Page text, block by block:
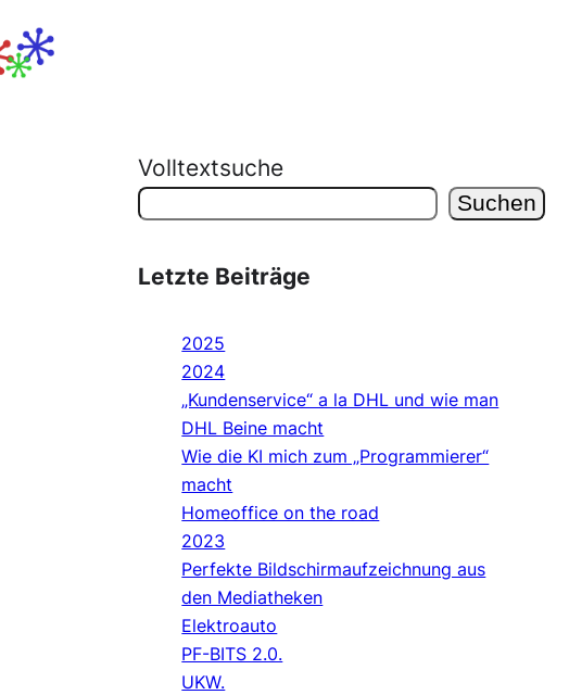
Volltextsuche
Suchen
Letzte Beiträge
2025
2024
„Kundenservice“ a la DHL und wie man
DHL Beine macht
Wie die KI mich zum „Programmierer“
macht
Homeoffice on the road
2023
Perfekte Bildschirmaufzeichnung aus
den Mediatheken
Elektroauto
PF-BITS 2.0.
UKW.